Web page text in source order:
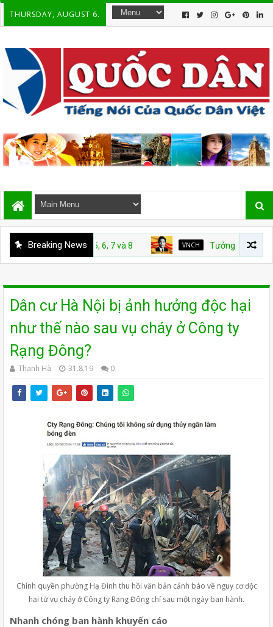
THURSDAY, AUGUST 6.
Breaking News VNCH Tưởng nhớ Giáo sư Nguyễn
Dân cư Hà Nội bị ảnh hưởng độc hại
như thế nào sau vụ cháy ở Công ty
Rạng Đông?
Thanh Hà 31.8.19 0
Chính quyền phường Hạ Đình thu hồi văn bản cảnh báo về nguy cơ độc
hại từ vụ cháy ở Công ty Rạng Đông chỉ sau một ngày ban hành.
Nhanh chóng ban hành khuyến cáo